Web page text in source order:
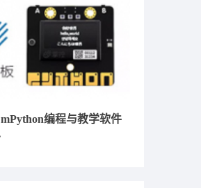
mPython编程与教学软件